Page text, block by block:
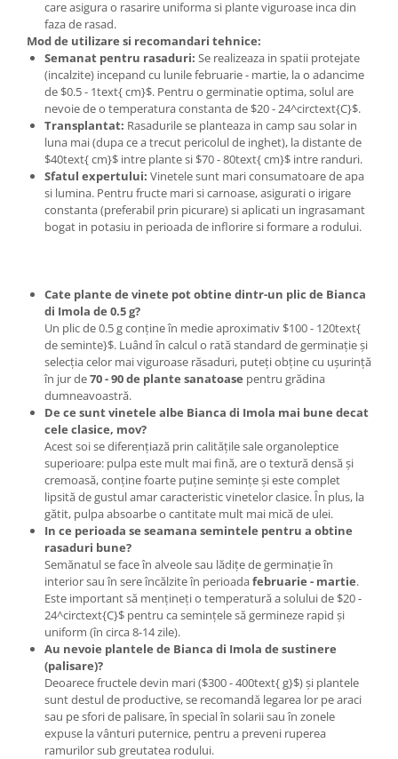
care asigura o rasarire uniforma si plante viguroase inca din
faza de rasad.
Mod de utilizare si recomandari tehnice:
Semanat pentru rasaduri: Se realizeaza in spatii protejate
(incalzite) incepand cu lunile februarie - martie, la o adancime
de $0.5 - 1text{ cm}$. Pentru o germinatie optima, solul are
nevoie de o temperatura constanta de $20 - 24^circtext{C}$.
Transplantat: Rasadurile se planteaza in camp sau solar in
luna mai (dupa ce a trecut pericolul de inghet), la distante de
$40text{ cm}$ intre plante si $70 - 80text{ cm}$ intre randuri.
Sfatul expertului: Vinetele sunt mari consumatoare de apa
si lumina. Pentru fructe mari si carnoase, asigurati o irigare
constanta (preferabil prin picurare) si aplicati un ingrasamant
bogat in potasiu in perioada de inflorire si formare a rodului.
Cate plante de vinete pot obtine dintr-un plic de Bianca
di Imola de 0.5 g?
Un plic de 0.5 g conține în medie aproximativ $100 - 120text{
de seminte}$. Luând în calcul o rată standard de germinație și
selecția celor mai viguroase răsaduri, puteți obține cu ușurință
în jur de70 - 90 de plante sanatoase pentru grădina
dumneavoastră.
De ce sunt vinetele albe Bianca di Imola mai bune decat
cele clasice, mov?
Acest soi se diferențiază prin calitățile sale organoleptice
superioare: pulpa este mult mai fină, are o textură densă și
cremoasă, conține foarte puține semințe și este complet
lipsită de gustul amar caracteristic vinetelor clasice. În plus, la
gătit, pulpa absoarbe o cantitate mult mai mică de ulei.
In ce perioada se seamana semintele pentru a obtine
rasaduri bune?
Semănatul se face în alveole sau lădițe de germinație în
interior sau în sere încălzite în perioadafebruarie - martie.
Este important să mențineți o temperatură a solului de $20 -
24^circtext{C}$ pentru ca semințele să germineze rapid și
uniform (în circa 8-14 zile).
Au nevoie plantele de Bianca di Imola de sustinere
(palisare)?
Deoarece fructele devin mari ($300 - 400text{ g}$) și plantele
sunt destul de productive, se recomandă legarea lor pe araci
sau pe sfori de palisare, în special în solarii sau în zonele
expuse la vânturi puternice, pentru a preveni ruperea
ramurilor sub greutatea rodului.